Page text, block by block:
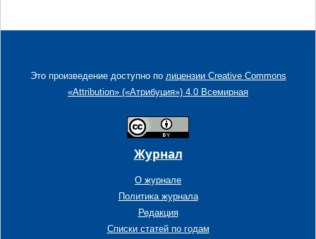
Это произведение доступно по лицензии Creative Commons
«Attribution» («Атрибуция») 4.0 Всемирная
Журнал
О журнале
Политика журнала
Редакция
Списки статей по годам